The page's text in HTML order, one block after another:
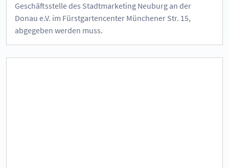
Geschäftsstelle des Stadtmarketing Neuburg an der
Donau e.V. im Fürstgartencenter Münchener Str. 15,
abgegeben werden muss.